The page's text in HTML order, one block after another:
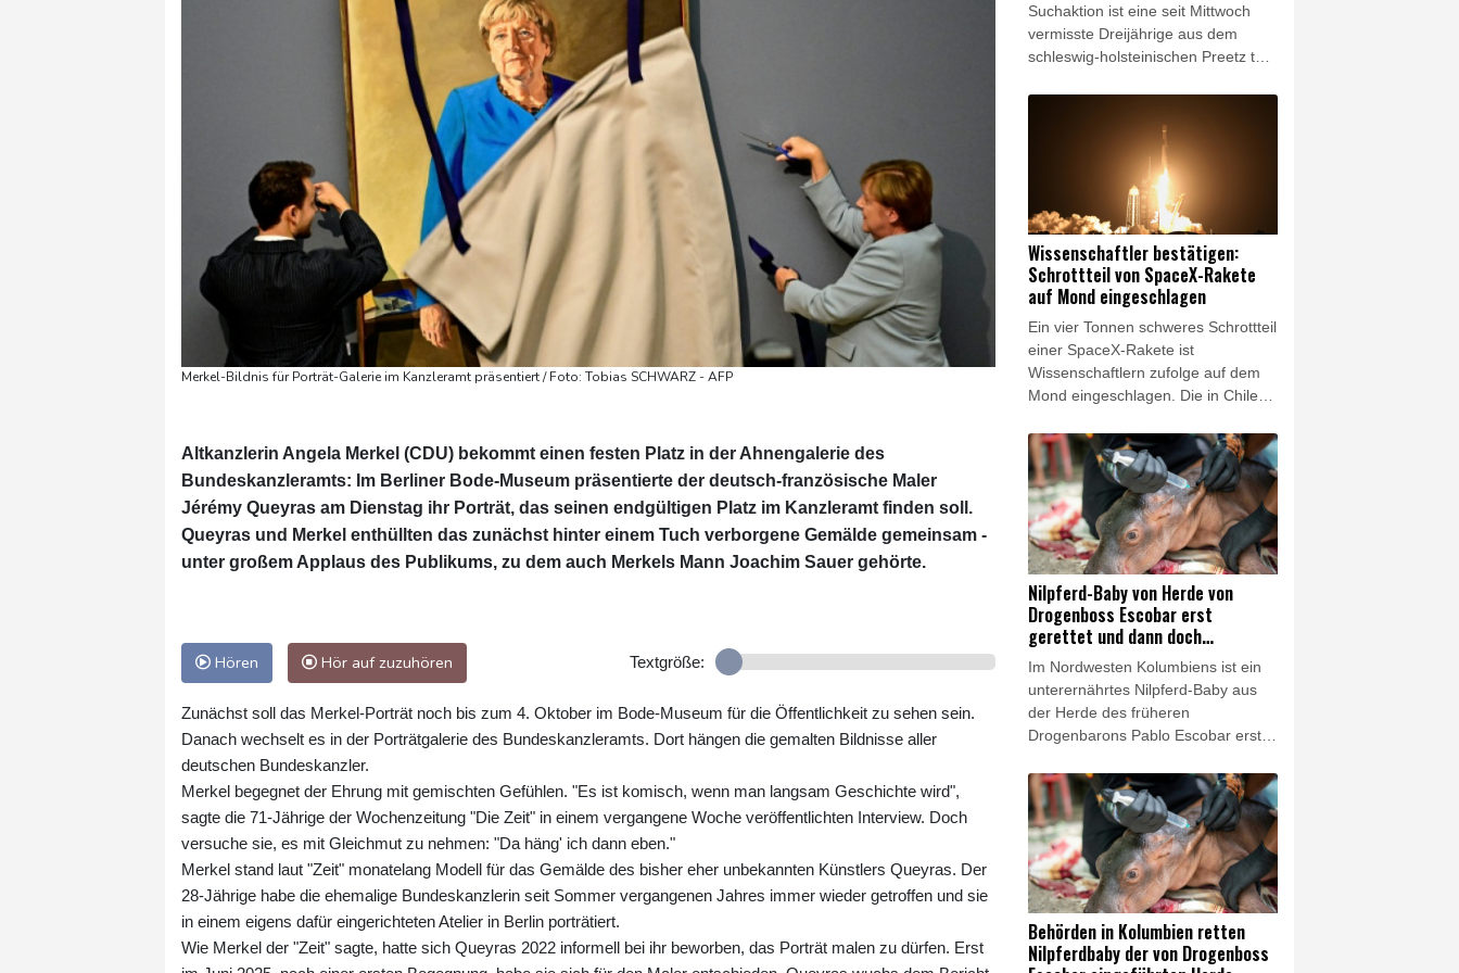
Merkel-Bildnis für Porträt-Galerie im Kanzleramt präsentiert / Foto: Tobias SCHWARZ - AFP
Altkanzlerin Angela Merkel (CDU) bekommt einen festen Platz in der Ahnengalerie des
Bundeskanzleramts: Im Berliner Bode-Museum präsentierte der deutsch-französische Maler
Jérémy Queyras am Dienstag ihr Porträt, das seinen endgültigen Platz im Kanzleramt finden soll.
Queyras und Merkel enthüllten das zunächst hinter einem Tuch verborgene Gemälde gemeinsam -
unter großem Applaus des Publikums, zu dem auch Merkels Mann Joachim Sauer gehörte.
Hören Hör auf zuzuhören Textgröße:
Zunächst soll das Merkel-Porträt noch bis zum 4. Oktober im Bode-Museum für die Öffentlichkeit zu sehen sein.
Danach wechselt es in der Porträtgalerie des Bundeskanzleramts. Dort hängen die gemalten Bildnisse aller
deutschen Bundeskanzler.
Merkel begegnet der Ehrung mit gemischten Gefühlen. "Es ist komisch, wenn man langsam Geschichte wird",
sagte die 71-Jährige der Wochenzeitung "Die Zeit" in einem vergangene Woche veröffentlichten Interview. Doch
versuche sie, es mit Gleichmut zu nehmen: "Da häng' ich dann eben."
Merkel stand laut "Zeit" monatelang Modell für das Gemälde des bisher eher unbekannten Künstlers Queyras. Der
28-Jährige habe die ehemalige Bundeskanzlerin seit Sommer vergangenen Jahres immer wieder getroffen und sie
in einem eigens dafür eingerichteten Atelier in Berlin porträtiert.
Wie Merkel der "Zeit" sagte, hatte sich Queyras 2022 informell bei ihr beworben, das Porträt malen zu dürfen. Erst
Suchaktion ist eine seit Mittwoch
vermisste Dreijährige aus dem
schleswig-holsteinischen Preetz tot
entdeckten am Donnerstagmorgen
in dem Ort im Kreis Plön ein
lebloses Kleinkind, bei dem es sich
mit großer Wahrscheinlichkeit um
das gesuchte autistische Mädchen
handelt, wie die Polizei in Kiel
mitteilte.
Wissenschaftler bestätigen:
Schrottteil von SpaceX-Rakete
auf Mond eingeschlagen
Ein vier Tonnen schweres Schrottteil
einer SpaceX-Rakete ist
Wissenschaftlern zufolge auf dem
Mond eingeschlagen. Die in Chile
Südsternwarte (ESO) teilte am
Mittwoch mit, dass sie mit Hilfe ihres
hochentwickelten Very Large
Telescope (VLT) entsprechende
"Spektrallinien" entdeckt habe. Der
Aufprall habe sich genau so
ereignet wie erwartet.
Nilpferd-Baby von Herde von
Drogenboss Escobar erst
gerettet und dann doch
gestorben
Im Nordwesten Kolumbiens ist ein
unterernährtes Nilpferd-Baby aus
der Herde des früheren
Drogenbarons Pablo Escobar erst
gestorben. Das Tier war getrennt
von seiner Mutter in einem Gebüsch
an einem Fluss in der Gemeinde
Puerto Nare in Antioquia entdeckt
und in Obhut genommen worden.
Es sprach nach Angaben des
verantwortlichen Tierarztes aber
letztlich "nicht angemessen auf die
Behandlung an und verstarb" am
Behörden in Kolumbien retten
Nilpferdbaby der von Drogenboss